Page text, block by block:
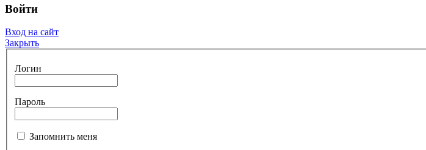
Войти
Вход на сайт
Закрыть
Логин
Пароль
Запомнить меня